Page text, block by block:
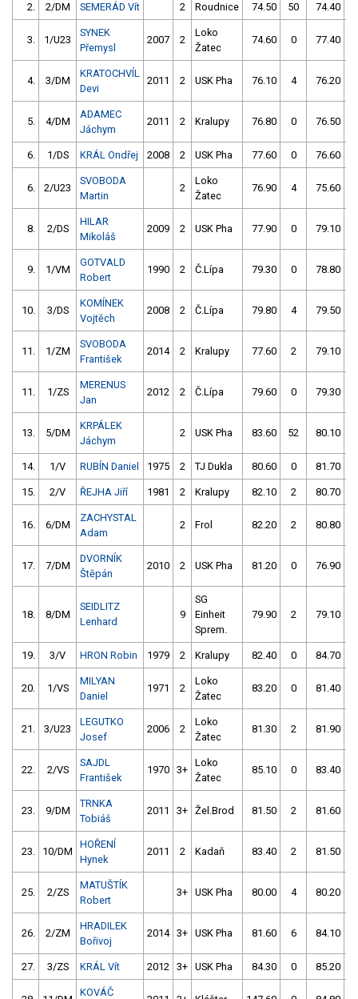
2. 2/DM SEMERÁD Vít 2 Roudnice 74.50 50 74.40
3. 1/U23
SYNEK
Přemysl
2007 2
Loko
Žatec
74.60 0 77.40
4. 3/DM
KRATOCHVÍL
Devi
2011 2 USK Pha 76.10 4 76.20
5. 4/DM
ADAMEC
Jáchym
2011 2 Kralupy 76.80 0 76.50
6. 1/DS KRÁL Ondřej 2008 2 USK Pha 77.60 0 76.60
6. 2/U23
SVOBODA
Martin
2
Loko
Žatec
76.90 4 75.60
8. 2/DS
HILAR
Mikoláš
2009 2 USK Pha 77.90 0 79.10
9. 1/VM
GOTVALD
Robert
1990 2 Č.Lípa 79.30 0 78.80
10. 3/DS
KOMÍNEK
Vojtěch
2008 2 Č.Lípa 79.80 4 79.50
11. 1/ZM
SVOBODA
František
2014 2 Kralupy 77.60 2 79.10
11. 1/ZS
MERENUS
Jan
2012 2 Č.Lípa 79.60 0 79.30
13. 5/DM
KRPÁLEK
Jáchym
2 USK Pha 83.60 52 80.10
14. 1/V RUBÍN Daniel 1975 2 TJ Dukla 80.60 0 81.70
15. 2/V ŘEJHA Jiří 1981 2 Kralupy 82.10 2 80.70
16. 6/DM
ZACHYSTAL
Adam
2 Frol 82.20 2 80.80
17. 7/DM
DVORNÍK
Štěpán
2010 2 USK Pha 81.20 0 76.90
18. 8/DM
SEIDLITZ
Lenhard
9
SG
Einheit
Sprem.
79.90 2 79.10
19. 3/V HRON Robin 1979 2 Kralupy 82.40 0 84.70
20. 1/VS
MILYAN
Daniel
1971 2
Loko
Žatec
83.20 0 81.40
21. 3/U23
LEGUTKO
Josef
2006 2
Loko
Žatec
81.30 2 81.90
22. 2/VS
SAJDL
František
1970 3+
Loko
Žatec
85.10 0 83.40
23. 9/DM
TRNKA
Tobiáš
2011 3+ Žel.Brod 81.50 2 81.60
23. 10/DM
HOŘENÍ
Hynek
2011 2 Kadaň 83.40 2 81.50
25. 2/ZS
MATUŠTÍK
Robert
3+ USK Pha 80.00 4 80.20
26. 2/ZM
HRADILEK
Bořivoj
2014 3+ USK Pha 81.60 6 84.10
27. 3/ZS KRÁL Vít 2012 3+ USK Pha 84.30 0 85.20
KOVÁČ